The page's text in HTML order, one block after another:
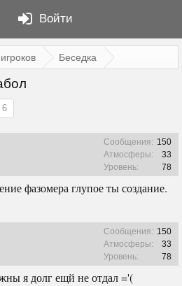
Войти
Беседка
6
Сообщения: 150
Атмосферы:
33
Уровень:
78
фазомера глупое ты создание.
Сообщения: 150
Атмосферы:
33
Уровень:
78
я долг ещй не отдал ='(